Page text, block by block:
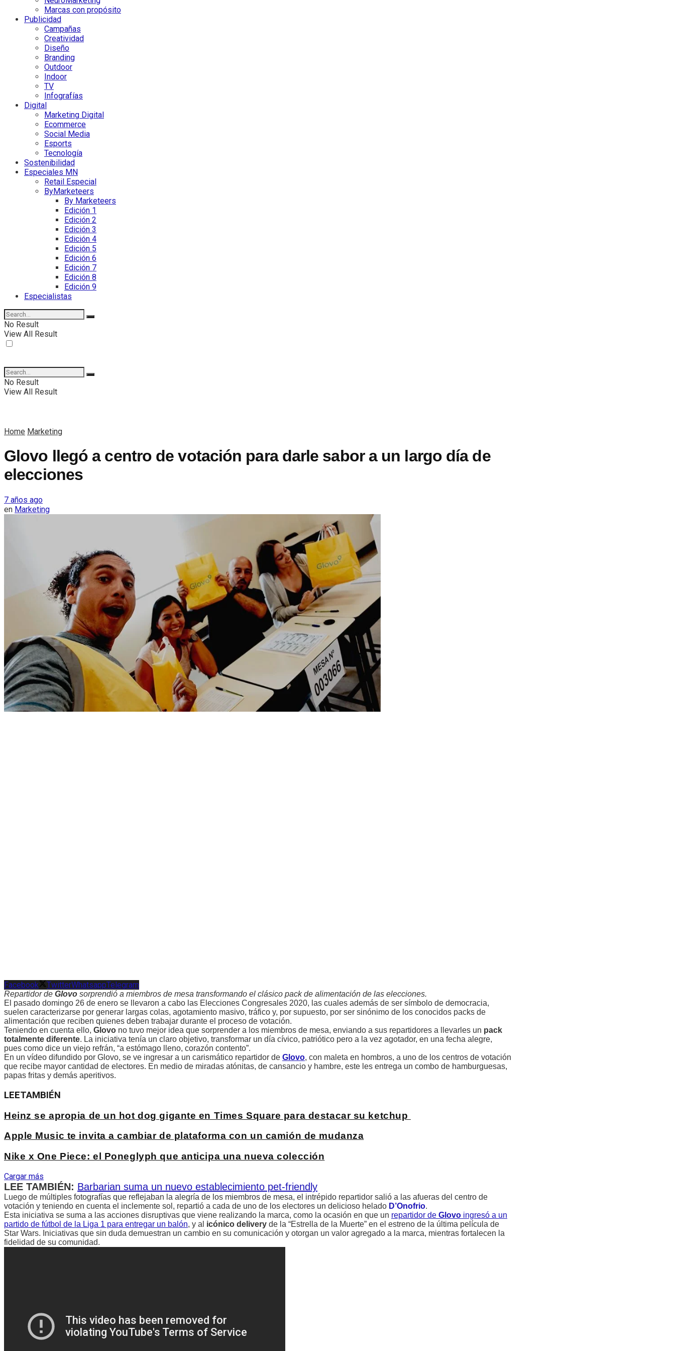
Marcas con propósito
Publicidad
Campañas
Creatividad
Diseño
Branding
Outdoor
Indoor
TV
Infografías
Digital
Marketing Digital
Ecommerce
Social Media
Esports
Tecnología
Sostenibilidad
Especiales MN
Retail Especial
ByMarketeers
By Marketeers
Edición 1
Edición 2
Edición 3
Edición 4
Edición 5
Edición 6
Edición 7
Edición 8
Edición 9
Especialistas
No Result
View All Result
No Result
View All Result
Home Marketing
Glovo llegó a centro de votación para darle sabor a un largo día de
elecciones
7 años ago
en Marketing
Facebook TwitterWhatsappTelegram
Repartidor de Glovo sorprendió a miembros de mesa transformando el clásico pack de alimentación de las elecciones.
El pasado domingo 26 de enero se llevaron a cabo las Elecciones Congresales 2020, las cuales además de ser símbolo de democracia,
suelen caracterizarse por generar largas colas, agotamiento masivo, tráfico y, por supuesto, por ser sinónimo de los conocidos packs de
alimentación que reciben quienes deben trabajar durante el proceso de votación.
Teniendo en cuenta ello, Glovo no tuvo mejor idea que sorprender a los miembros de mesa, enviando a sus repartidores a llevarles un pack
totalmente diferente. La iniciativa tenía un claro objetivo, transformar un día cívico, patriótico pero a la vez agotador, en una fecha alegre,
pues como dice un viejo refrán, “a estómago lleno, corazón contento”.
En un vídeo difundido por Glovo, se ve ingresar a un carismático repartidor de Glovo, con maleta en hombros, a uno de los centros de votación
que recibe mayor cantidad de electores. En medio de miradas atónitas, de cansancio y hambre, este les entrega un combo de hamburguesas,
papas fritas y demás aperitivos.
LEETAMBIÉN
Heinz se apropia de un hot dog gigante en Times Square para destacar su ketchup
Apple Music te invita a cambiar de plataforma con un camión de mudanza
Nike x One Piece: el Poneglyph que anticipa una nueva colección
Cargar más
LEE TAMBIÉN: Barbarian suma un nuevo establecimiento pet-friendly
Luego de múltiples fotografías que reflejaban la alegría de los miembros de mesa, el intrépido repartidor salió a las afueras del centro de
votación y teniendo en cuenta el inclemente sol, repartió a cada de uno de los electores un delicioso helado D’Onofrio.
Esta iniciativa se suma a las acciones disruptivas que viene realizando la marca, como la ocasión en que un repartidor de Glovo ingresó a un
partido de fútbol de la Liga 1 para entregar un balón, y al icónico delivery de la “Estrella de la Muerte” en el estreno de la última película de
Star Wars. Iniciativas que sin duda demuestran un cambio en su comunicación y otorgan un valor agregado a la marca, mientras fortalecen la
fidelidad de su comunidad.